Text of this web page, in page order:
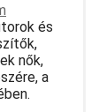
és
nők,
a